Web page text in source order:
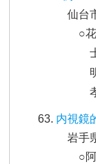
仙台
○
内視鏡
岩手
○